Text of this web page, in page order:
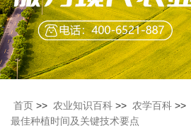
首页 >> 农业知识百科 >> 农学百科 >>
最佳种植时间及关键技术要点